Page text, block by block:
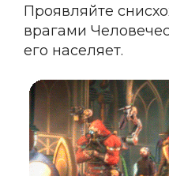
Проявляйте
врагами
его населяет.